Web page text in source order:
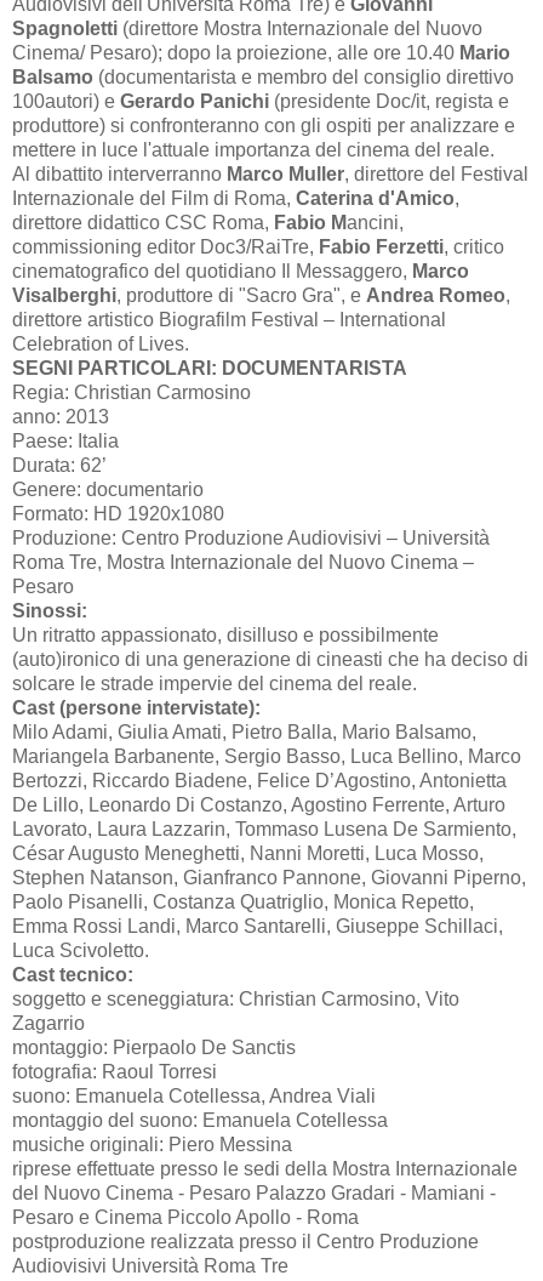
Spagnoletti (direttore Mostra Internazionale del Nuovo
Cinema/ Pesaro); dopo la proiezione, alle ore 10.40 Mario
Balsamo (documentarista e membro del consiglio direttivo
100autori) e Gerardo Panichi (presidente Doc/it, regista e
produttore) si confronteranno con gli ospiti per analizzare e
mettere in luce l'attuale importanza del cinema del reale.
Al dibattito interverranno Marco Muller, direttore del Festival
Internazionale del Film di Roma, Caterina d'Amico,
direttore didattico CSC Roma, Fabio Mancini,
commissioning editor Doc3/RaiTre, Fabio Ferzetti, critico
cinematografico del quotidiano Il Messaggero, Marco
Visalberghi, produttore di "Sacro Gra", e Andrea Romeo,
direttore artistico Biografilm Festival – International
Celebration of Lives.
SEGNI PARTICOLARI: DOCUMENTARISTA
Regia: Christian Carmosino
anno: 2013
Paese: Italia
Durata: 62’
Genere: documentario
Formato: HD 1920x1080
Produzione: Centro Produzione Audiovisivi – Università
Roma Tre, Mostra Internazionale del Nuovo Cinema –
Pesaro
Sinossi:
Un ritratto appassionato, disilluso e possibilmente
(auto)ironico di una generazione di cineasti che ha deciso di
solcare le strade impervie del cinema del reale.
Cast (persone intervistate):
Milo Adami, Giulia Amati, Pietro Balla, Mario Balsamo,
Mariangela Barbanente, Sergio Basso, Luca Bellino, Marco
Bertozzi, Riccardo Biadene, Felice D’Agostino, Antonietta
De Lillo, Leonardo Di Costanzo, Agostino Ferrente, Arturo
Lavorato, Laura Lazzarin, Tommaso Lusena De Sarmiento,
César Augusto Meneghetti, Nanni Moretti, Luca Mosso,
Stephen Natanson, Gianfranco Pannone, Giovanni Piperno,
Paolo Pisanelli, Costanza Quatriglio, Monica Repetto,
Emma Rossi Landi, Marco Santarelli, Giuseppe Schillaci,
Luca Scivoletto.
Cast tecnico:
soggetto e sceneggiatura: Christian Carmosino, Vito
Zagarrio
montaggio: Pierpaolo De Sanctis
fotografia: Raoul Torresi
suono: Emanuela Cotellessa, Andrea Viali
montaggio del suono: Emanuela Cotellessa
musiche originali: Piero Messina
riprese effettuate presso le sedi della Mostra Internazionale
del Nuovo Cinema - Pesaro Palazzo Gradari - Mamiani -
Pesaro e Cinema Piccolo Apollo - Roma
postproduzione realizzata presso il Centro Produzione
Audiovisivi Università Roma Tre